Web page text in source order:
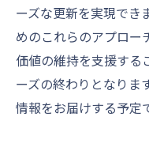
ーズな更新を実現でき
めのこれらのアプロー
価値の維持を支援する
ーズの終わりとなりま
情報をお届けする予定